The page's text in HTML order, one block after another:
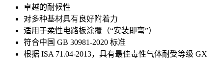
卓越的耐候性
对多种基材具有良好附着力
适用于柔性电路板涂覆（“安装即弯”）
符合中国 GB 30981-2020 标准
根据 ISA 71.04-2013，具有最佳毒性气体耐受等级 GX